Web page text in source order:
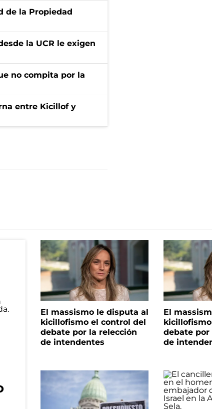
de la Propiedad
la UCR le exigen
no compita por la
entre Kicillof y
El massismo le disputa al
kicillofismo el control del
debate por la relección
de intendentes
El
debate por
de